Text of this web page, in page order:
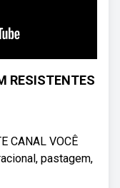
RESISTENTES
CANAL VOCÊ
pastagem,